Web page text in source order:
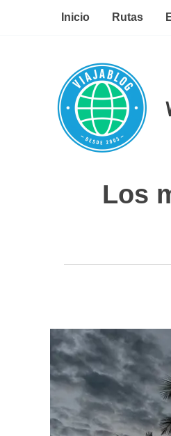
Inicio Rutas
Los